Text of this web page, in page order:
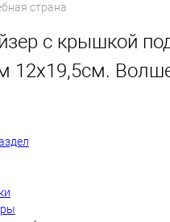
страна
с крышкой
12х19,5см.